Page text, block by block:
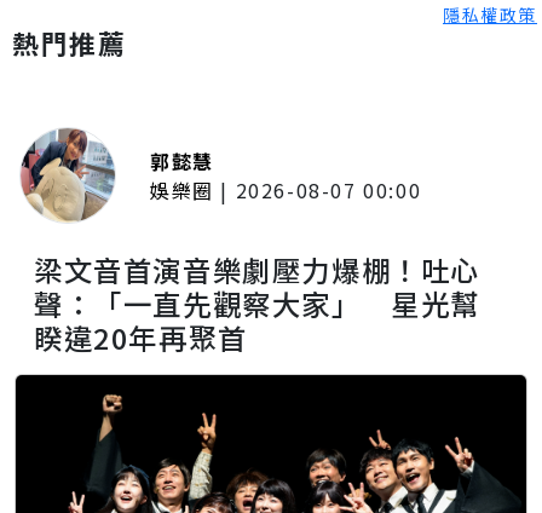
隱私權政策
熱門推薦
郭懿慧
娛樂圈 | 2026-08-07 00:00
梁文音首演音樂劇壓力爆棚！吐心
聲：「一直先觀察大家」 星光幫
睽違20年再聚首